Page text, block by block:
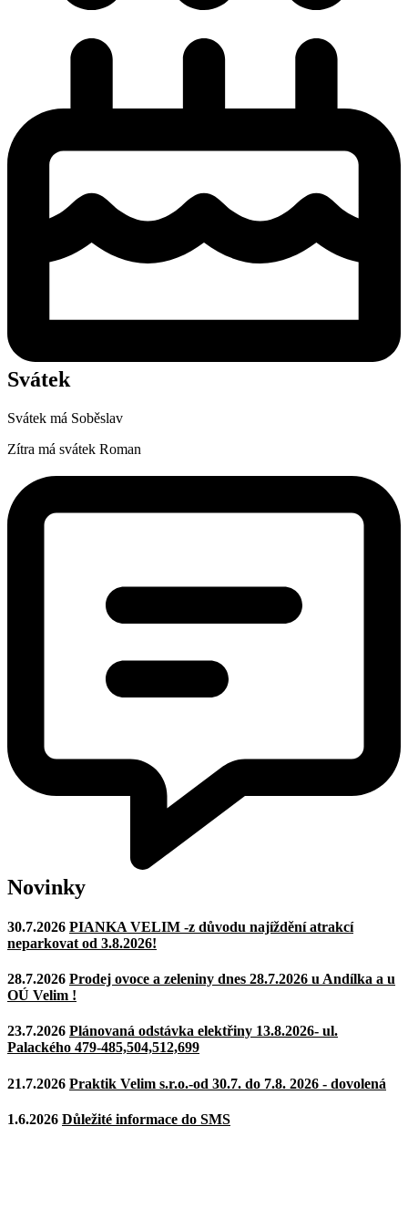
Svátek
Svátek má Soběslav
Zítra má svátek Roman
Novinky
30.7.2026 PIANKA VELIM -z důvodu najíždění atrakcí
neparkovat od 3.8.2026!
28.7.2026 Prodej ovoce a zeleniny dnes 28.7.2026 u Andílka a u
OÚ Velim !
23.7.2026 Plánovaná odstávka elektřiny 13.8.2026- ul.
Palackého 479-485,504,512,699
21.7.2026 Praktik Velim s.r.o.-od 30.7. do 7.8. 2026 - dovolená
1.6.2026 Důležité informace do SMS